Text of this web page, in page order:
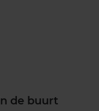
de buurt